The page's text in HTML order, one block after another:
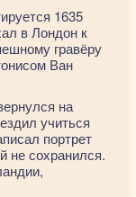
1635
в Лондон к
гравёру
Ван
на
учиться
портрет
не сохранился.